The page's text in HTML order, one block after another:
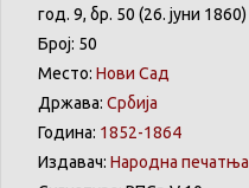
год. 9, бр. 50 (26. јуни 1860)
Број: 50
Место: Нови Сад
Држава: Србија
Година: 1852-1864
Издавач: Народна